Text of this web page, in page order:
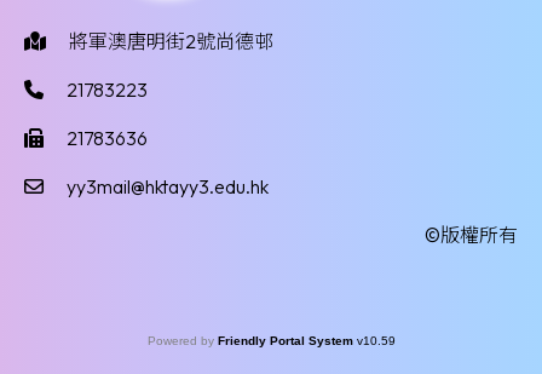
將軍澳唐明街2號尚德邨
21783223
21783636
yy3mail@hktayy3.edu.hk
©版權所有
Powered by Friendly Portal System v10.59